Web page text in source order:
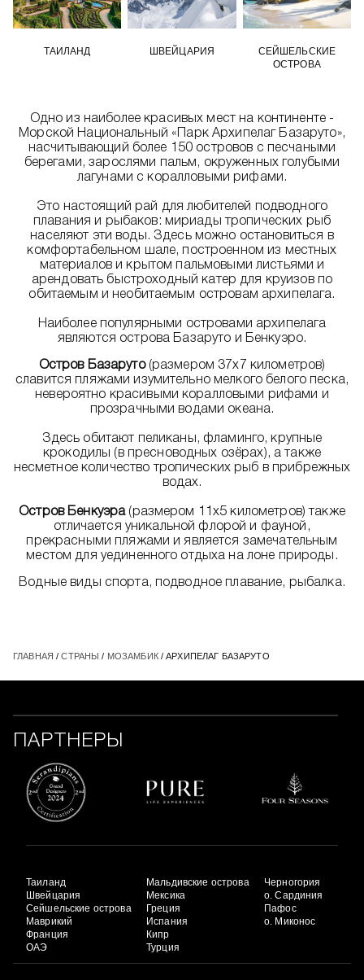
ТАИЛАНД ШВЕЙЦАРИЯ
СЕЙШЕЛЬСКИЕ
ОСТРОВА
Одно из наиболее красивых мест на континенте -
Морской Национальный «Парк Архипелаг Базаруто»,
насчитывающий более 150 островов с песчаными
берегами, зарослями пальм, окруженных голубыми
лагунами с коралловыми рифами.
Это настоящий рай для любителей подводного
плавания и рыбаков: мириады тропических рыб
населяют эти воды. Здесь можно остановиться в
комфортабельном шале, построенном из местных
материалов и крытом пальмовыми листьями и
арендовать быстроходный катер для круизов по
обитаемым и необитаемым островам архипелага.
Наиболее популярными островами архипелага
являются острова Базаруто и Бенкуэро.
Остров Базаруто(размером 37x7 километров)
славится пляжами изумительно мелкого белого песка,
невероятно красивыми коралловыми рифами и
прозрачными водами океана.
Здесь обитают пеликаны, фламинго, крупные
крокодилы (в пресноводных озёрах), а также
несметное количество тропических рыб в прибрежных
водах.
Остров Бенкуэра(размером 11х5 километров) также
отличается уникальной флорой и фауной,
прекрасными пляжами и является замечательным
местом для уединенного отдыха на лоне природы.
Водные виды спорта, подводное плавание, рыбалка.
ГЛАВНАЯ /СТРАНЫ / МОЗАМБИК/ АРХИПЕЛАГ БАЗАРУТО
ПАРТНЕРЫ
Таиланд
Швейцария
Сейшельские острова
Маврикий
Франция
ОАЭ
Мальдивские острова
Мексика
Греция
Испания
Кипр
Турция
Черногория
о. Сардиния
Пафос
о. Миконос